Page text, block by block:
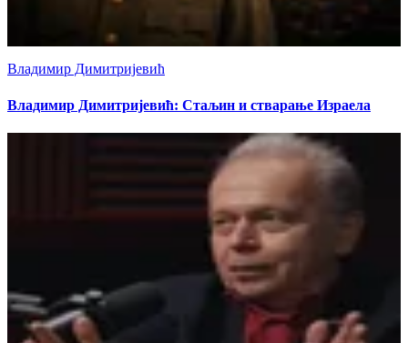
Владимир Димитријевић
Владимир Димитријевић: Стаљин и стварање Израела